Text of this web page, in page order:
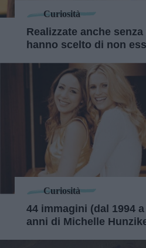
Curiosità
Realizzate anche
hanno scelto di non
Curiosità
44 immagini (dal 1994
anni di Michelle